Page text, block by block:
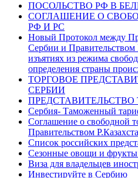
ПОСОЛЬСТВО РФ В
СОГЛАШЕНИЕ О
РФ И РС
Новый Протокол между
Сербии и
изъятиях из режима
определения страны
ТОРГОВОЕ
СЕРБИИ
ПРЕДСТАВИТЕЛЬСТВО
Сербия- Таможенный
Соглашение о свободной
Правительством
Список российских
Сезонные овощи и
Виза для владельцев
Инвестируйте в Сербию